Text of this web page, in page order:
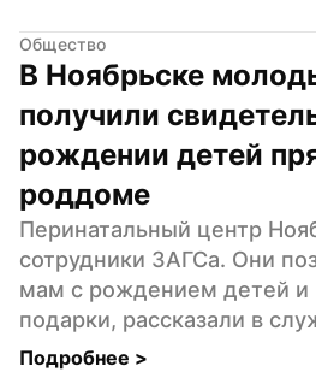
Общество
В Ноябрьске
получили
рождении детей
роддоме
Перинатальный центр
сотрудники ЗАГСа. Они
мам с рождением детей и
подарки, рассказали в
Подробнее >